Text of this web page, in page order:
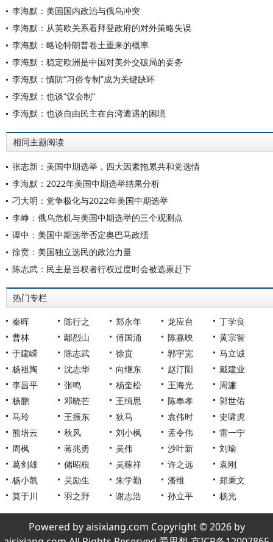
李海默：美国国内政治与俄乌冲突
李海默：从英欧关系看拜登政府的对外策略失误
李海默：略论特朗普卷土重来的概率
李海默：稳定欧洲是中国对美外交破局的要务
李海默：慎防“习俗专制”成为关键缺环
李海默：也谈“议会制”
李海默：也谈自由民主在台湾遭遇的困境
相同主题阅读
张志新：美国中期选举，四大因素拖累共和党选情
李海默：2022年美国中期选举结果分析
刁大明：党争极化与2022年美国中期选举
李峥：俄乌危机与美国中期选举的三个观测点
谭中：美国中期选举否定奥巴马政绩
徐贲：美国独立选民的政治力量
陈志武：民主是当权者行权过度时会被选票赶下
热门专栏
秦晖 陈行之 郑永年 龙应台
丁学良
曹林
鄢烈山 傅国涌 陈嘉映
黄宗智
于建嵘
陈志武 徐贲 郭宇宽
马立诚
杨祖陶
沈志华 向继东 赵汀阳
戴建业
李昌平
张鸣 杨奎松 王海光
周濂
杨鹏
邓晓芒 王缉思 陈奉孝
郭世佑
马玲
王振东 狄马 袁伟时
史啸虎
熊培云
秋风 刘小枫 孟令伟
雷一宁
周枫
蒋兆勇 吴伟 沙叶新
刘瑜
葛剑雄
储昭根 吴稼祥 许之远
袁刚
杨小凯
吴励生 朱学勤 潘维
郑秉文
莫于川
羽之野 谢志浩 孙立平 杨光
Powered by aisixiang.com Copyright © 2026 by